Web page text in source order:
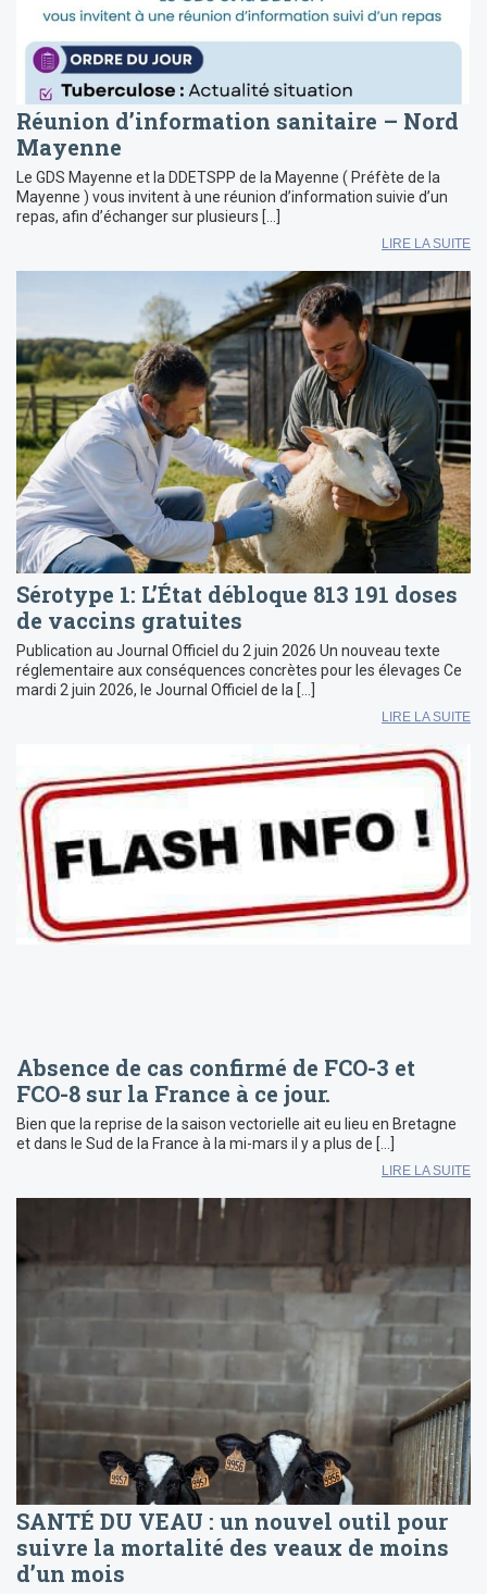
Réunion d’information sanitaire – Nord
Mayenne
Le GDS Mayenne et la DDETSPP de la Mayenne ( Préfète de la
Mayenne ) vous invitent à une réunion d’information suivie d’un
repas, afin d’échanger sur plusieurs […]
LIRE LA SUITE
Sérotype 1: L’État débloque 813 191 doses
de vaccins gratuites
Publication au Journal Officiel du 2 juin 2026 Un nouveau texte
réglementaire aux conséquences concrètes pour les élevages Ce
mardi 2 juin 2026, le Journal Officiel de la […]
LIRE LA SUITE
Absence de cas confirmé de FCO-3 et
FCO-8 sur la France à ce jour.
Bien que la reprise de la saison vectorielle ait eu lieu en Bretagne
et dans le Sud de la France à la mi-mars il y a plus de […]
LIRE LA SUITE
SANTÉ DU VEAU : un nouvel outil pour
suivre la mortalité des veaux de moins
d’un mois